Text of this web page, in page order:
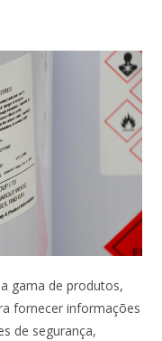
gama de produtos,
fornecer informações
de segurança,